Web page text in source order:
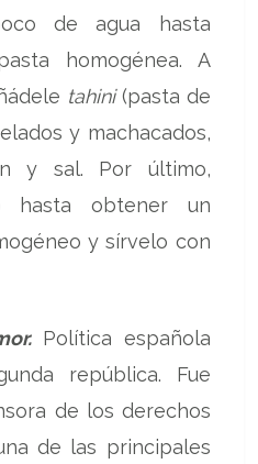
de agua hasta
homogénea. A
tahini(pasta de
y machacados,
y sal. Por último,
hasta obtener un
y sírvelo con
Política española
república. Fue
de los derechos
de las principales